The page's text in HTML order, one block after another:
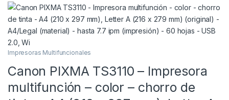
Impresoras Multifuncionales
Canon PIXMA TS3110 – Impresora
multifunción – color – chorro de